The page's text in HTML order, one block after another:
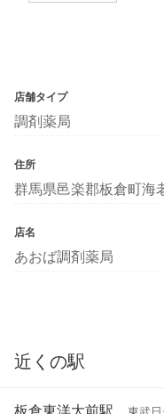
店舗タイプ
調剤薬局
住所
群馬県邑楽郡板倉町海
店名
あおば調剤薬局
近くの駅